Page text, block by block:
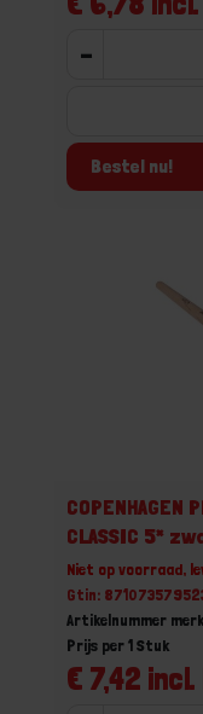
-
Bestel nu!
COPENHAGEN
CLASSIC 5*
FSC houten
Niet op voorraad,
Gtin:
Artikelnummer
€ 7,42 incl.
Prijs per 1 Stuk